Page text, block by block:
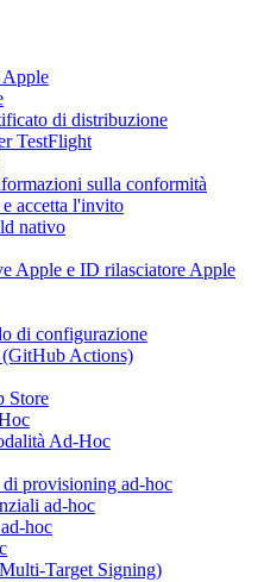
Apple
di distribuzione
TestFlight
sulla conformità
accetta l'invito
nativo
Apple e ID rilasciatore Apple
di configurazione
Actions)
Store
Ad-Hoc
provisioning ad-hoc
ad-hoc
hoc
Target Signing)